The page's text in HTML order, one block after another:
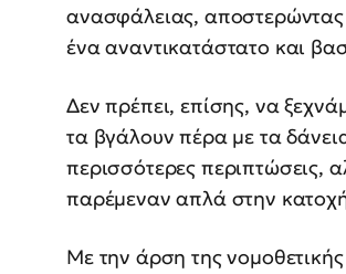
ανασφάλειας,
ένα αναντικατάστατο και
Δεν πρέπει, επίσης, να
τα βγάλουν πέρα με τα
περισσότερες περιπτώσεις,
παρέμεναν απλά στην
Με την άρση της